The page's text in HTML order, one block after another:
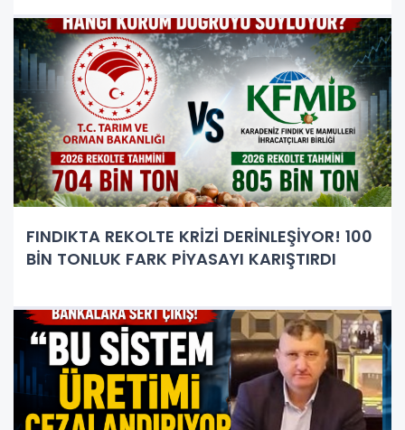
FINDIKTA REKOLTE KRİZİ DERİNLEŞİYOR! 100
BİN TONLUK FARK PİYASAYI KARIŞTIRDI